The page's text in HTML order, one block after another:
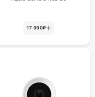
17 990₽